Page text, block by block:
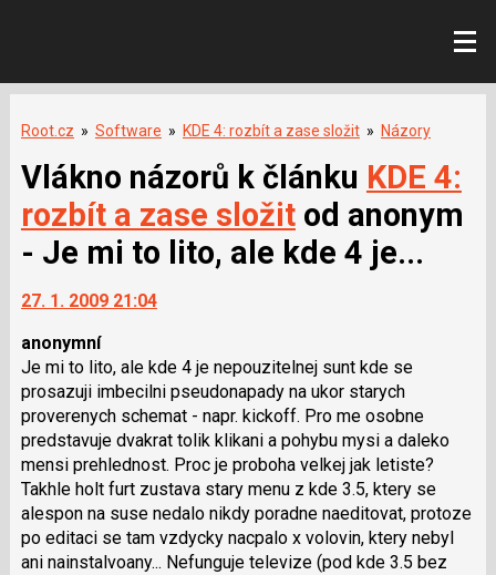
Root.cz » Software » KDE 4: rozbít a zase složit » Názory
Vlákno názorů k článku KDE 4:
rozbít a zase složitod anonym
- Je mi to lito, ale kde 4 je...
27. 1. 2009 21:04
anonymní
Je mi to lito, ale kde 4 je nepouzitelnej sunt kde se
prosazuji imbecilni pseudonapady na ukor starych
proverenych schemat - napr. kickoff. Pro me osobne
predstavuje dvakrat tolik klikani a pohybu mysi a daleko
mensi prehlednost. Proc je proboha velkej jak letiste?
Takhle holt furt zustava stary menu z kde 3.5, ktery se
alespon na suse nedalo nikdy poradne naeditovat, protoze
po editaci se tam vzdycky nacpalo x volovin, ktery nebyl
ani nainstalvoany... Nefunguje televize (pod kde 3.5 bez